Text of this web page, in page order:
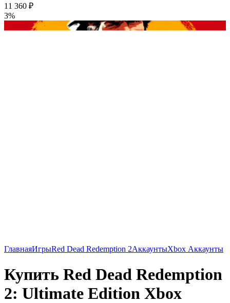
11 360 ₽
3%
ГлавнаяИгрыRed Dead Redemption 2АккаунтыXbox Аккаунты
Купить Red Dead Redemption
2: Ultimate Edition Xbox